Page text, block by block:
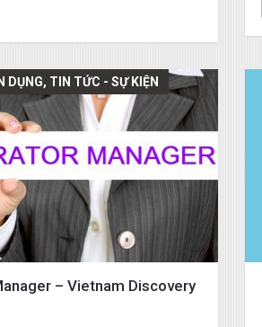
DỤNG, TIN TỨC - SỰ KIỆN
– Vietnam Discovery